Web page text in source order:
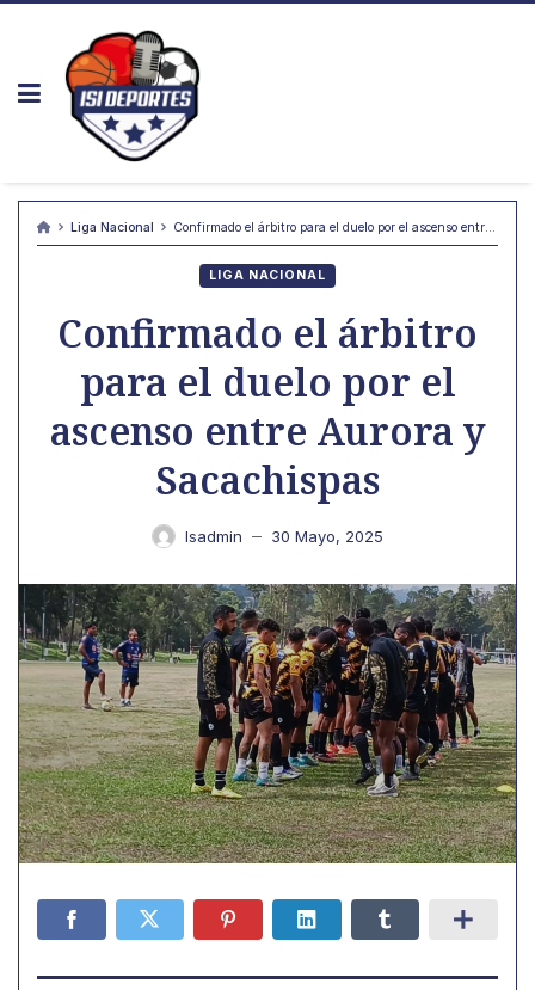
Skip
Liga Nacional Confirmado el árbitro para el duelo por el ascenso entre Aurora y Sacachispas
LIGA NACIONAL
Confirmado el árbitro
para el duelo por el
ascenso entre Aurora y
Sacachispas
Isadmin — 30 Mayo, 2025